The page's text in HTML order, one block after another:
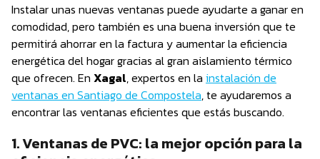
Instalar unas nuevas ventanas puede ayudarte a ganar en
comodidad, pero también es una buena inversión que te
permitirá ahorrar en la factura y aumentar la eficiencia
energética del hogar gracias al gran aislamiento térmico
que ofrecen. En Xagal, expertos en la instalación de
ventanas en Santiago de Compostela, te ayudaremos a
encontrar las ventanas eficientes que estás buscando.
1. Ventanas de PVC: la mejor opción para la